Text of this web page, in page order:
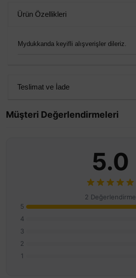
Ürün Özellikleri
Mydukkanda keyifli alışverişler dileriz.
Teslimat ve İade
Müşteri Değerlendirmeleri
5.0
2 Değerlendirme
5
4
3
2
1